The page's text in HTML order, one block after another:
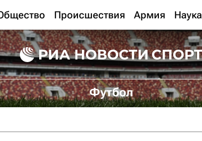
Происшествия Армия Наука
Футбол